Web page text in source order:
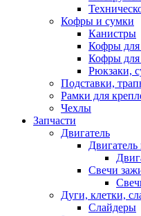
Кофры и сумки
Канистры
Кофры для
Кофры для
Рюкзаки,
Подставки,
Рамки для
Чехлы
Запчасти
Двигатель
Двигатель
Свечи
Дуги, клетки,
Слайдеры